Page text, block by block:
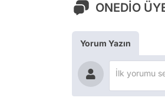
ONEDİO
Yorum Yazın